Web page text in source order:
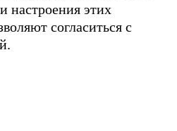
настроения этих
согласиться с